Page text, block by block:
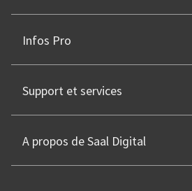
Infos Pro
Support et services
A propos de Saal Digital